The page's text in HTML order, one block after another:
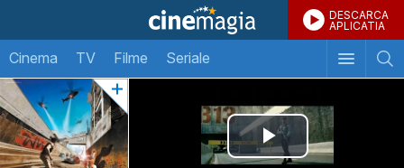
DESCARCA
APLICATIA
Cinema TV Filme Seriale